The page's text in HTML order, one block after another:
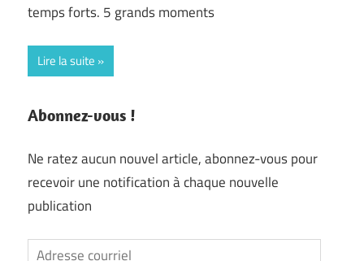
temps forts. 5 grands moments
Lire la suite
Abonnez-vous !
Ne ratez aucun nouvel article, abonnez-vous pour
recevoir une notification à chaque nouvelle
publication
Adresse